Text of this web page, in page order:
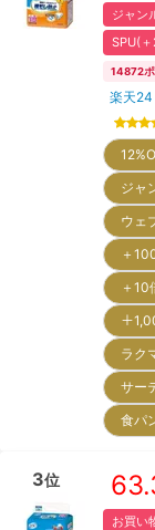
ジャン
SPU(
14872
楽天
ジャ
ウェ
＋
＋
＋
ラク
サー
食パ
3位
お買い